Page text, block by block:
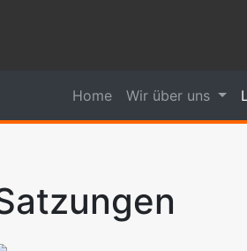
Home Wir über uns